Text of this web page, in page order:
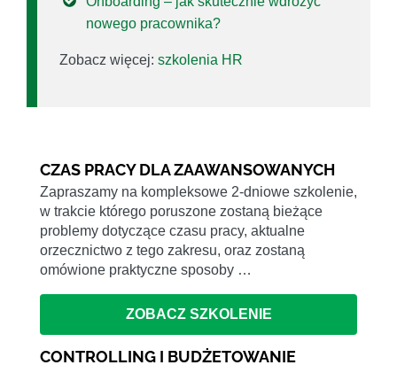
nowego pracownika?
Zobacz więcej: szkolenia HR
CZAS PRACY DLA ZAAWANSOWANYCH
Zapraszamy na kompleksowe 2-dniowe szkolenie,
w trakcie którego poruszone zostaną bieżące
problemy dotyczące czasu pracy, aktualne
orzecznictwo z tego zakresu, oraz zostaną
omówione praktyczne sposoby …
ZOBACZ SZKOLENIE
CONTROLLING I BUDŻETOWANIE